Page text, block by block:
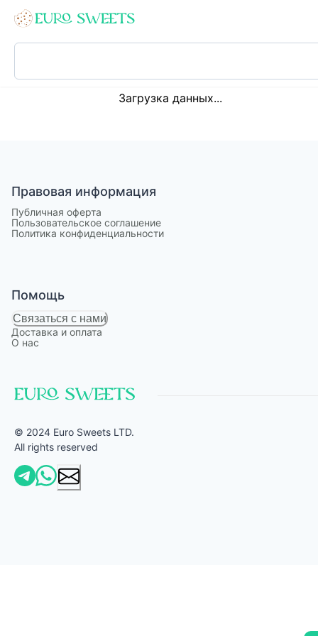
Loading...
Загрузка данных...
Правовая информация
Публичная оферта
Пользовательское соглашение
Политика конфиденциальности
Помощь
Связаться с нами
Доставка и оплата
О нас
© 2024 Euro Sweets LTD.
All rights reserved